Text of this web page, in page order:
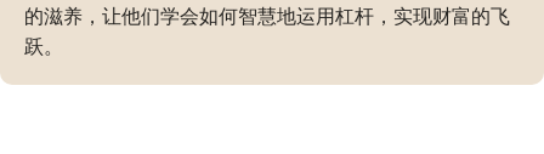
的滋养，让他们学会如何智慧地运用杠杆，实现财富的飞
跃。